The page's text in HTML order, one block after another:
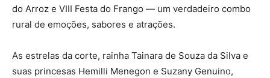
do Arroz e VIII Festa do Frango — um verdadeiro combo
rural de emoções, sabores e atrações.
As estrelas da corte, rainha Tainara de Souza da Silva e
suas princesas Hemilli Menegon e Suzany Genuino,